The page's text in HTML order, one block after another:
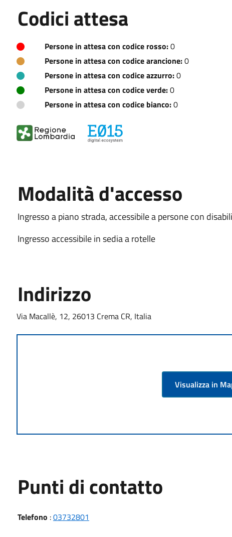
Codici attesa
Persone in attesa con codice rosso:0
Persone in attesa con codice arancione:0
Persone in attesa con codice azzurro:0
Persone in attesa con codice verde:0
Persone in attesa con codice bianco:0
Modalità d'accesso
Ingresso a piano strada, accessibile a persone con
Ingresso accessibile in sedia a rotelle
Indirizzo
Via Macallè, 12, 26013 Crema CR, Italia
Visualizza in
Punti di contatto
Telefono :03732801